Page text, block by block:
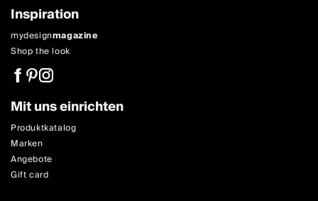
Inspiration
mydesignmagazine
Shop the look
Mit uns einrichten
Produktkatalog
Marken
Angebote
Gift card